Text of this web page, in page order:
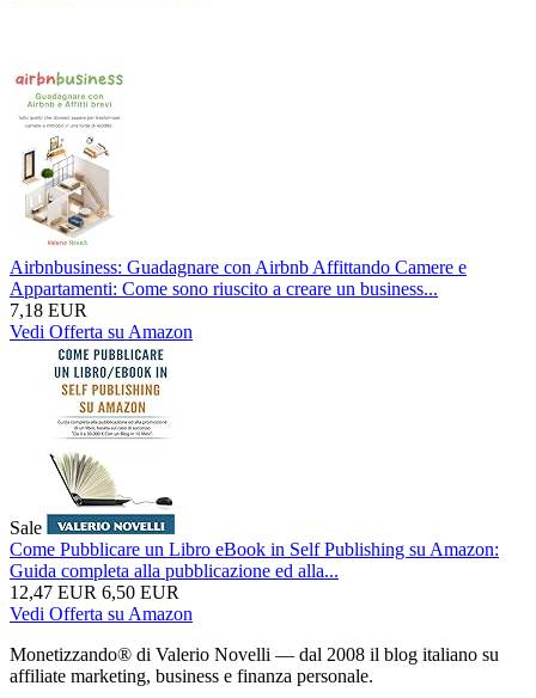
Airbnbusiness: Guadagnare con Airbnb Affittando Camere e
Appartamenti: Come sono riuscito a creare un business...
7,18 EUR
Vedi Offerta su Amazon
Sale
Come Pubblicare un Libro eBook in Self Publishing su Amazon:
Guida completa alla pubblicazione ed alla...
12,47 EUR 6,50 EUR
Vedi Offerta su Amazon
Monetizzando® di Valerio Novelli — dal 2008 il blog italiano su
affiliate marketing, business e finanza personale.